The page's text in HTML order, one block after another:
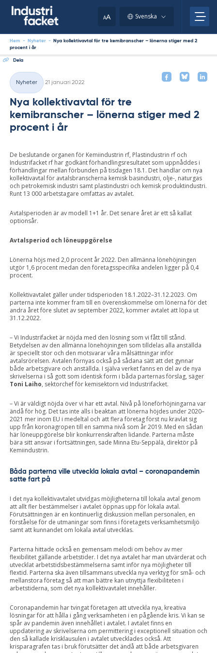
AA Svenska
Hem - Nyheter -
Nya kollektivavtal för tre kemibranscher – lönerna stiger med 2
procent i år
Dela
Kategorier
Nyheter
21 januari 2022
Nya kollektivavtal för tre
kemibranscher – lönerna stiger med 2
procent i år
De beslutande organen för Kemiindustrin rf, Plastindustrin rf och
Industrifacket rf har godkänt förhandlingsresultatet som uppnåddes i
förhandlingar mellan förbunden på tisdagen 18.1. Det handlar om nya
kollektivavtal för avtalsbranscherna kemisk basindustri, olje-, naturgas
och petrokemisk industri samt plastindustri och kemisk produktindustri.
Runt 13 000 arbetstagare omfattas av avtalet.
Avtalsperioden är av modell 1+1 år. Det senare året är ett så kallat
optionsår.
Avtalsperiod och löneuppgörelse
Lönerna höjs med 2,0 procent år 2022. Den allmänna lönehöjningen
utgör 1,6 procent medan den företagsspecifika andelen ligger på 0,4
procent.
Kollektivavtalet gäller under tidsperioden 18.1.2022–31.12.2023. Om
parterna inte kommer fram till en överenskommelse om lönerna för det
andra året före slutet av september 2022, kommer avtalet att löpa ut
31.12.2022.
– Vi Industrifacket är nöjda med den lösning som vi fått till stånd.
Betydelsen av den allmänna lönehöjningen som tilldelas alla anställda
är speciellt stor och den motsvarar våra målsättningar inför
avtalsrörelsen. Avtalen förnyas också på sådana sätt att det gynnar
både arbetsgivare och anställda. I själva verket fanns en del av de nya
skrivelserna i så gott som identisk form i båda parternas förslag, säger
Toni Laiho, sektorchef för kemisektorn vid Industrifacket.
– Vi är väldigt nöjda över vi har ett avtal. Nivå på löneförhöjningarna var
ändå för hög. Det tas inte alls i beaktan att lönerna höjdes under 2020–
2021 mer inom EU i medeltal och att flera företag först nu kravlat sig
upp från koronagropen till en samma nivå som år 2019. Med en sådan
här löneuppgörelse blir konkurrenskraften lidande. Parterna måste
bära sitt ansvar i fortsättningen, sade Minna Etu-Seppälä, direktör på
Kemiindustrin.
Båda parterna ville utveckla lokala avtal – coronapandemin
satte fart på
I det nya kollektivavtalet utvidgas möjligheterna till lokala avtal genom
att allt fler bestämmelser i avtalet öppnas upp för lokala avtal.
Förutsättningen är en kontinuerlig diskussion mellan personalen, en
förståelse för de utmaningar som finns i företagets verksamhetsmiljö
samt att kunnandet om lokala avtal utvecklas.
Parterna hittade också en gemensam melodi om behov av mer
flexibilitet gällande arbetstider. I det nya avtalet har man utvärderat och
utvecklat arbetstidsbestämmelserna samt inför nya möjligheter till
flextid. Parterna ska även tillsammans utveckla nya verktyg för små- och
mellanstora företag så att man bättre kan utnyttja flexibiliteten i
arbetstiderna, som det nya kollektivavtalet innehåller.
Coronapandemin har tvingat företagen att utveckla nya, kreativa
lösningar för att hålla i gång verksamheten i en pågående kris. Vi kan se
spår av pandemin även innehållet i avtalet. I avtalet finns en
uppdatering av skrivelserna om permittering i exceptionell situation och
den så kallade krisklausulen i avtalet utvecklades också. Att
krisparagrafen tas i bruk förutsätter det ändå att både arbetsgivaren